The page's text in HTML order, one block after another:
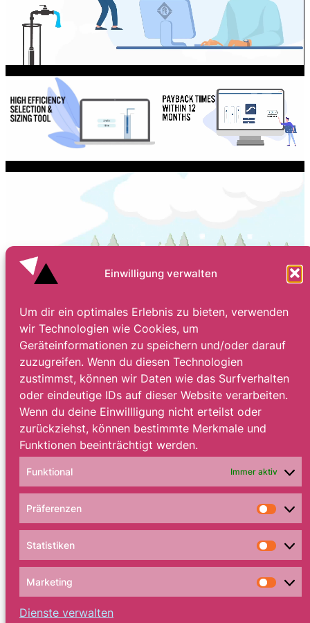
Einwilligung verwalten
Um dir ein optimales Erlebnis zu bieten, verwenden
wir Technologien wie Cookies, um
Geräteinformationen zu speichern und/oder darauf
zuzugreifen. Wenn du diesen Technologien
zustimmst, können wir Daten wie das Surfverhalten
oder eindeutige IDs auf dieser Website verarbeiten.
Wenn du deine Einwillligung nicht erteilst oder
zurückziehst, können bestimmte Merkmale und
Funktionen beeinträchtigt werden.
Funktional Immer aktiv
Präferenzen
Statistiken
Marketing
Dienste verwalten